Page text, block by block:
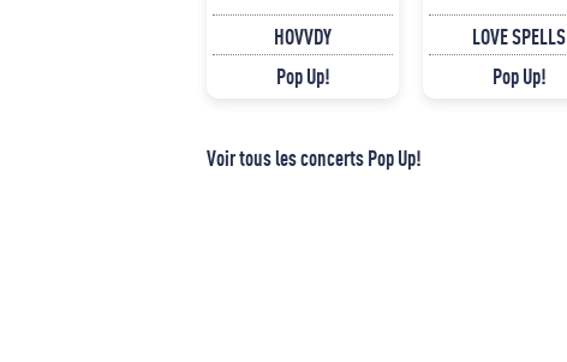
HOVVDY
Pop Up!
LOVE SPELLS
Pop Up!
Voir tous les concerts Pop Up!